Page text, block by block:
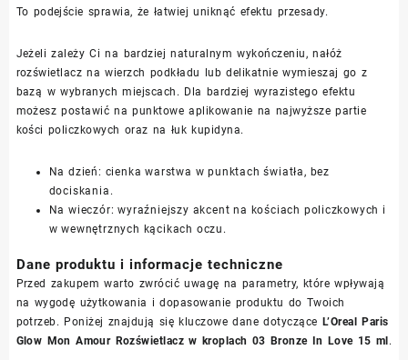
To podejście sprawia, że łatwiej uniknąć efektu przesady.
Jeżeli zależy Ci na bardziej naturalnym wykończeniu, nałóż
rozświetlacz na wierzch podkładu lub delikatnie wymieszaj go z
bazą w wybranych miejscach. Dla bardziej wyrazistego efektu
możesz postawić na punktowe aplikowanie na najwyższe partie
kości policzkowych oraz na łuk kupidyna.
Na dzień: cienka warstwa w punktach światła, bez
dociskania.
Na wieczór: wyraźniejszy akcent na kościach policzkowych i
w wewnętrznych kącikach oczu.
Dane produktu i informacje techniczne
Przed zakupem warto zwrócić uwagę na parametry, które wpływają
na wygodę użytkowania i dopasowanie produktu do Twoich
potrzeb. Poniżej znajdują się kluczowe dane dotyczące L’Oreal Paris
Glow Mon Amour Rozświetlacz w kroplach 03 Bronze In Love 15 ml.